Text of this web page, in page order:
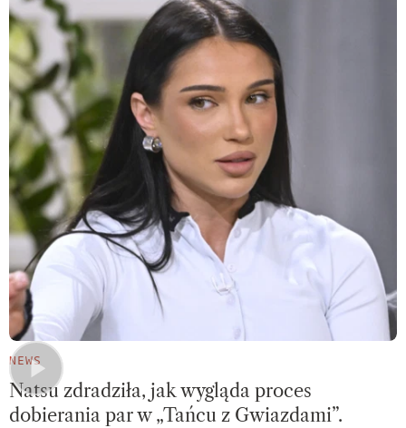
NEWS
Natsu zdradziła, jak wygląda proces
dobierania par w „Tańcu z Gwiazdami”.